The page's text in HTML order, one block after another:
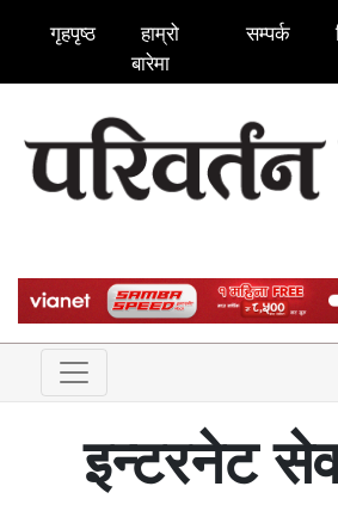
गृहपृष्ठ
हाम्रो
बारेमा
सम्पर्क
इन्टरनेट